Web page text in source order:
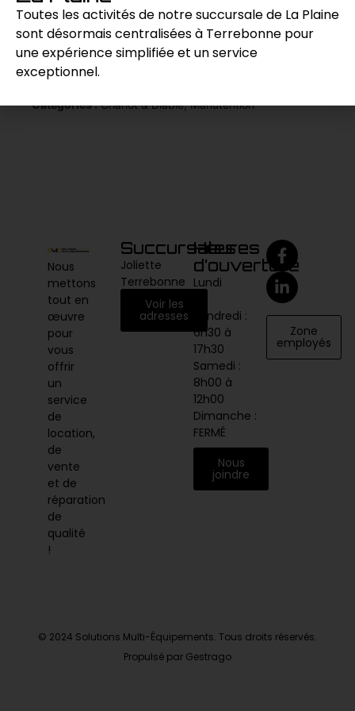
Demande de prix
Catégories : Chariot & Diable,Manutention
Nous
mettons
tout en
œuvre
pour
vous
offrir
un
service
de
location,
de
vente
et de
réparation
de
qualité
!
Succursales
Joliette
Terrebonne
Voir les
adresses
Heures
d’ouverture
Lundi
vendredi :
6h30 à
17h30
Samedi :
8h00 à
12h00
Dimanche :
FERMÉ
Nous
joindre
Zone
employés
© 2024 Solutions Multi-Équipements. Tous droits réservés.
Propulsé par Gestrago
Toutes les activités de notre succursale de La Plaine
sont désormais centralisées à Terrebonne pour
une expérience simplifiée et un service
exceptionnel.